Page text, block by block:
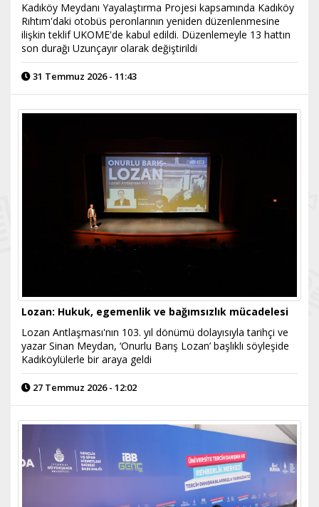
Kadıköy Meydanı Yayalaştırma Projesi kapsamında Kadıköy
Rıhtım'daki otobüs peronlarının yeniden düzenlenmesine
ilişkin teklif UKOME'de kabul edildi. Düzenlemeyle 13 hattın
son durağı Uzunçayır olarak değiştirildi
31 Temmuz 2026 - 11:43
Lozan: Hukuk, egemenlik ve bağımsızlık mücadelesi
Lozan Antlaşması'nın 103. yıl dönümü dolayısıyla tarihçi ve
yazar Sinan Meydan, ‘Onurlu Barış Lozan’ başlıklı söyleşide
Kadıköylülerle bir araya geldi
27 Temmuz 2026 - 12:02